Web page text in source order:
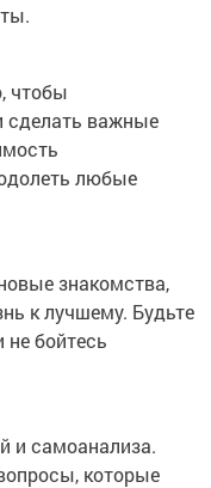
чтобы
сделать важные
любые
знакомства,
к лучшему. Будьте
бойтесь
и самоанализа.
которые